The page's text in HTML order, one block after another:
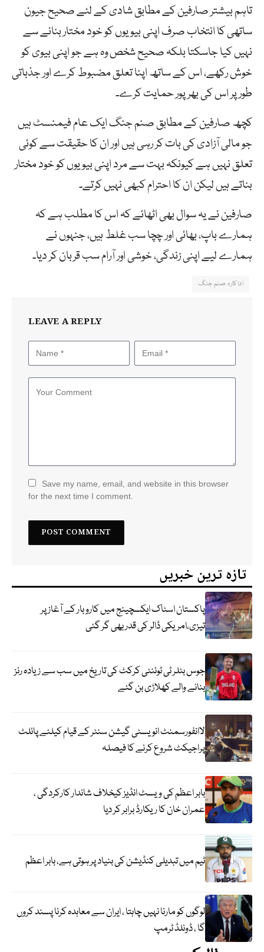
تاہم بیشتر صارفین کے مطابق شادی کے لئے صحیح جیون
ساتھی کا انتخاب صرف اپنی بیویوں کو خود مختار بنانے سے
نہیں کیا جاسکتا بلکہ صحیح شخص وہ ہے جو اپنی بیوی کو
خوش رکھے، اس کے ساتھ اپنا تعلق مضبوط کرے اور جذباتی
طور پر اس کی بھرپور حمایت کرے۔
کچھ صارفین کے مطابق صنم جنگ ایک عام فیمنسٹ ہیں
جو مالی آزادی کی بات کر رہی ہیں اور ان کا حقیقت سے کوئی
تعلق نہیں ہے کیونکہ بہت سے مرد اپنی بیویوں کو خود مختار
بناتے ہیں لیکن ان کا احترام کبھی نہیں کرتے۔
صارفین نے یہ سوال بھی اٹھائے کہ اس کا مطلب ہے کہ
ہمارے باپ، بھائی اور چچا سب غلط ہیں، جنہوں نے
ہمارے لیے اپنی زندگی، خوشی اور آرام سب قربان کر دیا۔
اداکارہ صنم جنگ
LEAVE A REPLY
Save my name, email, and website in this browser
for the next time I comment.
تازہ ترین خبریں
پاکستان اسٹاک ایکسچینج میں کاروبار کے آغاز پر
تیزی،امریکی ڈالر کی قدر بھی گر گئی
جوس بٹلر ٹی ٹوئنٹی کرکٹ کی تاریخ میں سب سے زیادہ رنز
بنانے والے کھلاڑی بن گئے
لاانفورسمنٹ انویسٹی گیشن سنٹر کے قیام کیلئے پائلٹ
پراجیکٹ شروع کرنے کا فیصلہ
بابر اعظم کی ویسٹ انڈیز کیخلاف شاندار کارکردگی ،
عمران خان کا ریکارڈ برابر کر دیا
ٹیم میں تبدیلی کنڈیشن کی بنیاد پر ہوتی ہے، بابر اعظم
لوگوں کو مارنا نہیں چاہتا ، ایران سے معاہدہ کرنا پسند کروں
گا ، ڈونلڈ ٹرمپ